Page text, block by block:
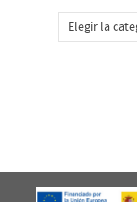
Categorías